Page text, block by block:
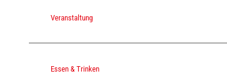
Veranstaltung
Essen & Trinken